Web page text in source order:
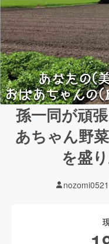
孫一同が頑
あちゃん野
を盛
nozomi0521